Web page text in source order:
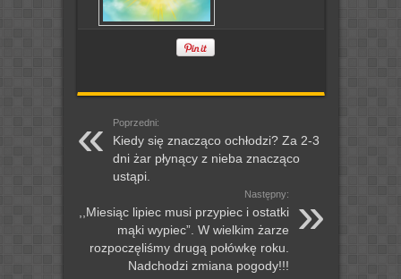
Poprzedni:
Kiedy się znacząco ochłodzi? Za 2-3
dni żar płynący z nieba znacząco
ustąpi.
Następny:
,,Miesiąc lipiec musi przypiec i ostatki
mąki wypiec”. W wielkim żarze
rozpoczęliśmy drugą połówkę roku.
Nadchodzi zmiana pogody!!!